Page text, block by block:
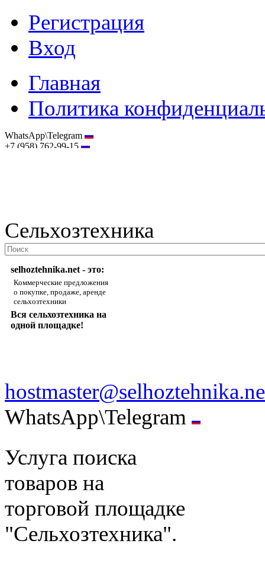
Регистрация
Вход
Главная
Политика
WhatsApp\Telegram
+7 (958) 762-99-15
Сельхозтехника
selhoztehnika.net - это:
Коммерческие предложения
о покупке, продаже, аренде
сельхозтехники
Вся сельхозтехника на
одной площадке!
WhatsApp\Telegram
Услуга поиска
товаров на
торговой площадке
"Сельхозтехника".